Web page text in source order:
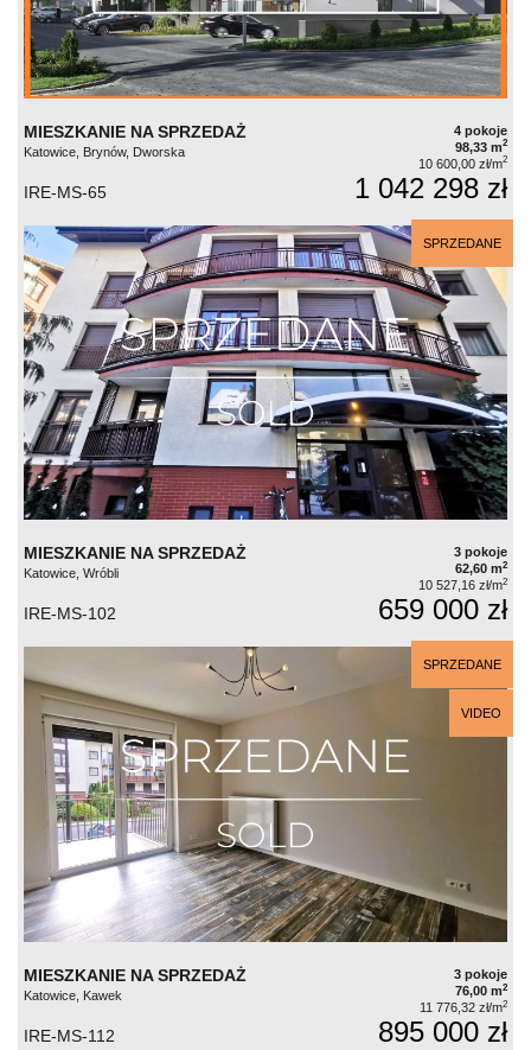
MIESZKANIE NA SPRZEDAŻ
Katowice, Brynów, Dworska
4 pokoje
98,33 m2
10 600,00 zł/m2
IRE-MS-65 1 042 298 zł
SPRZEDANE
MIESZKANIE NA SPRZEDAŻ
Katowice, Wróbli
3 pokoje
62,60 m2
10 527,16 zł/m2
IRE-MS-102 659 000 zł
SPRZEDANE
VIDEO
MIESZKANIE NA SPRZEDAŻ
Katowice, Kawek
3 pokoje
76,00 m2
11 776,32 zł/m2
IRE-MS-112 895 000 zł